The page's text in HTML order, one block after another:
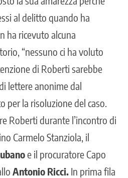
al delitto quando ha
ha ricevuto alcuna
“nessuno ci ha voluto
di Roberti sarebbe
lettere anonime dal
per la risoluzione del caso.
Roberti durante l’incontro di
Carmelo Stanziola, il
e il procuratore Capo
Antonio Ricci. In prima fila